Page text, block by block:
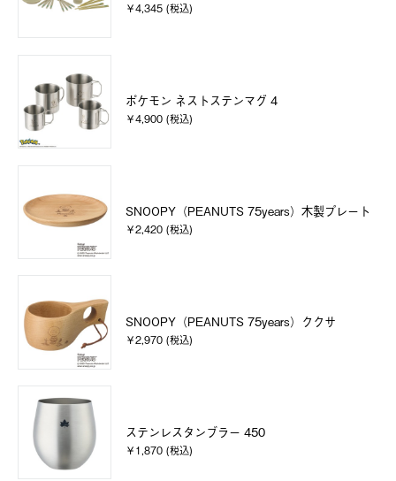
￥4,345 (税込)
ポケモン ネストステンマグ 4
￥4,900 (税込)
SNOOPY（PEANUTS 75years）木製プレート
￥2,420 (税込)
SNOOPY（PEANUTS 75years）ククサ
￥2,970 (税込)
ステンレスタンブラー 450
￥1,870 (税込)